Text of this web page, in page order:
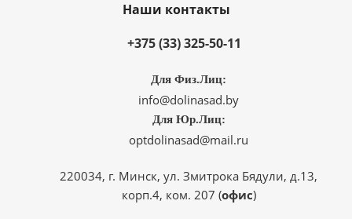
Наши контакты
+375 (33) 325-50-11
Для Физ.Лиц:
info@dolinasad.by
Для Юр.Лиц:
optdolinasad@mail.ru
220034, г. Минск, ул. Змитрока Бядули, д.13,
корп.4, ком. 207 (офис)